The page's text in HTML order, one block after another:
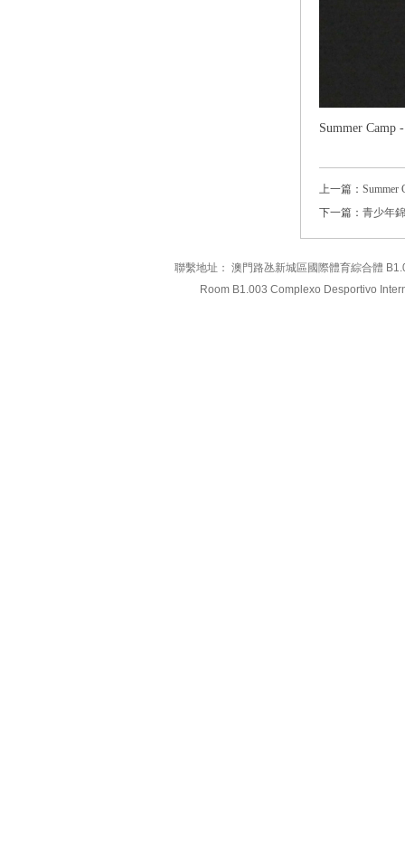
Summer Camp
上一篇： Summer
下一篇： 青少年
聯繫地址： 澳門路氹新城區國際體育綜合體
Room B1.003 Complexo Desportivo